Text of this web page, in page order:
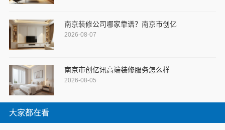
南京装修公司哪家靠谱？南京市创亿
2026-08-07
南京市创亿讯高端装修服务怎么样
2026-08-05
大家都在看